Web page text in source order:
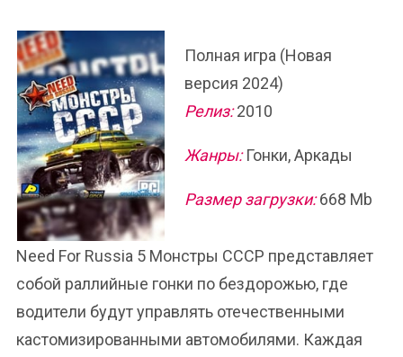
Полная игра (Новая
версия 2024)
Релиз:2010
Жанры:Гонки, Аркады
Размер загрузки:668 Mb
Need For Russia 5 Монстры СССР представляет
собой раллийные гонки по бездорожью, где
водители будут управлять отечественными
кастомизированными автомобилями. Каждая